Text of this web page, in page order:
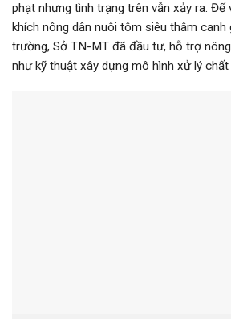
phạt nhưng tình trạng trên vẫn xảy ra. Để
khích nông dân nuôi tôm siêu thâm canh
trường, Sở TN-MT đã đầu tư, hỗ trợ
như kỹ thuật xây dựng mô hình xử lý